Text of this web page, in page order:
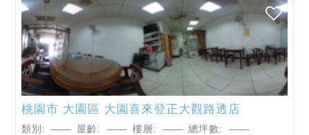
桃園市 大園區 大園喜來登正大觀路透店
類別: —— 屋齡: —— 樓層: —— 總坪數:
——